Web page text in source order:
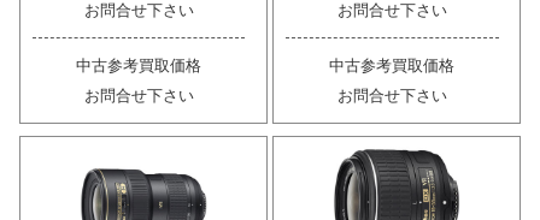
お問合せ下さい
中古参考買取価格
お問合せ下さい
お問合せ下さい
中古参考買取価格
お問合せ下さい